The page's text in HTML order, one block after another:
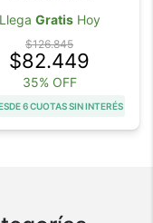
Llega GratisHoy
$126.845
$82.449
35% OFF
6 CUOTAS SIN INTERÉS